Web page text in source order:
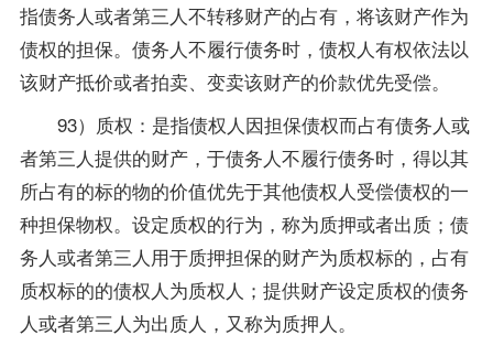
指债务人或者第三人不转移财产的占有，将该财产作为
债权的担保。债务人不履行债务时，债权人有权依法以
该财产抵价或者拍卖、变卖该财产的价款优先受偿。
93）质权：是指债权人因担保债权而占有债务人或
者第三人提供的财产，于债务人不履行债务时，得以其
所占有的标的物的价值优先于其他债权人受偿债权的一
种担保物权。设定质权的行为，称为质押或者出质；债
务人或者第三人用于质押担保的财产为质权标的，占有
质权标的的债权人为质权人；提供财产设定质权的债务
人或者第三人为出质人，又称为质押人。